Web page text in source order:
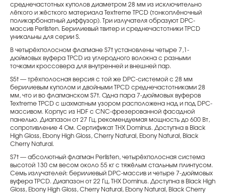
среднечастотных куполов диаметром 28 мм из исключительно
лёгкого и жёсткого материала Textreme TPCD (тонкоплёночный
поликарбонатный диффузор). Три излучателя образуют DPC-
массив Perlisten. Берилиевый твитер и среднечастотники TPCD
уникальны для серии S.
В четырёхполосном флагмане S7t установлены четыре 7,1-
дюймовых вуфера TPCD из углеродного волокна с разными
точками кроссовера для внутренней и внешней пар.
S5t — трёхполосная версия с той же DPC-системой с 28 мм
берилиевым куполом и двойными TPCD среднечастотниками 28
мм, что и во флагманском S7t. Одна пара 7-дюймовых вуферов
Textreme TPCD с шахматным узором расположена над и под DPC-
массивом. Корпус из HDF с CNC-фрезерованной фасадной
панелью. Диапазон от 27 Гц, рекомендуемая мощность до 600 Вт,
сопротивление 4 Ом. Сертификат THX Dominus. Доступна в Black
High Gloss, Ebony High Gloss, Cherry Natural, Ebony Natural, Black
Cherry Natural.
S7t — абсолютный флагман Perlisten, четырёхполосная система
высотой 130 см весом около 55 кг с тяжёлым стальным плинтусом.
Семь излучателей: берилиевый DPC-массив и четыре 7-дюймовых
вуфера TPCD. Диапазон от 22 Гц, THX Dominus. Доступна в Black High
Gloss, Ebony High Gloss, Cherry Natural, Ebony Natural, Black Cherry